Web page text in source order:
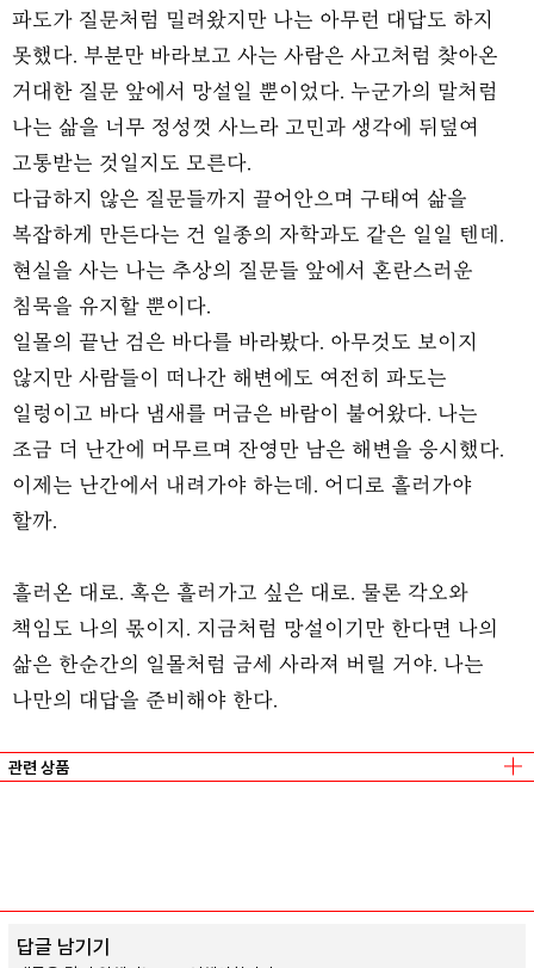
파도가 질문처럼 밀려왔지만 나는 아무런 대답도 하지
못했다. 부분만 바라보고 사는 사람은 사고처럼 찾아온
거대한 질문 앞에서 망설일 뿐이었다. 누군가의 말처럼
나는 삶을 너무 정성껏 사느라 고민과 생각에 뒤덮여
고통받는 것일지도 모른다.
다급하지 않은 질문들까지 끌어안으며 구태여 삶을
복잡하게 만든다는 건 일종의 자학과도 같은 일일 텐데.
현실을 사는 나는 추상의 질문들 앞에서 혼란스러운
침묵을 유지할 뿐이다.
일몰의 끝난 검은 바다를 바라봤다. 아무것도 보이지
않지만 사람들이 떠나간 해변에도 여전히 파도는
일렁이고 바다 냄새를 머금은 바람이 불어왔다. 나는
조금 더 난간에 머무르며 잔영만 남은 해변을 응시했다.
이제는 난간에서 내려가야 하는데. 어디로 흘러가야
할까.
흘러온 대로. 혹은 흘러가고 싶은 대로. 물론 각오와
책임도 나의 몫이지. 지금처럼 망설이기만 한다면 나의
삶은 한순간의 일몰처럼 금세 사라져 버릴 거야. 나는
나만의 대답을 준비해야 한다.
관련 상품
답글 남기기